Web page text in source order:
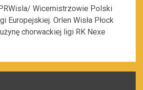
Wicemistrzowie Polski
Europejskiej. Orlen Wisła Płock
chorwackiej ligi RK Nexe